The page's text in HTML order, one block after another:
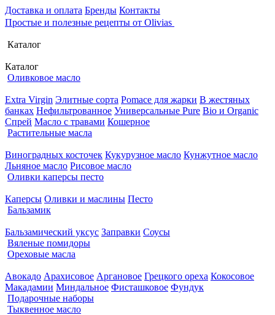
Доставка и оплата Бренды Контакты
Простые и полезные рецепты от Olivias
Каталог
Каталог
Оливковое масло
Extra Virgin Элитные сорта Pomace для жарки В жестяных
банках Нефильтрованное Универсальные Pure Bio и Organic
Спрей Масло с травами Кошерное
Растительные масла
Виноградных косточек Кукурузное масло Кунжутное масло
Льняное масло Рисовое масло
Оливки каперсы песто
Каперсы Оливки и маслины Песто
Бальзамик
Бальзамический уксус Заправки Соусы
Вяленые помидоры
Ореховые масла
Авокадо Арахисовое Аргановое Грецкого ореха Кокосовое
Макадамии Миндальное Фисташковое Фундук
Подарочные наборы
Тыквенное масло